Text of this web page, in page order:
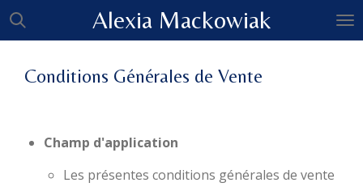
Passer
principal
Alexia Mackowiak
Conditions Générales de Vente
Champ d'application
Les présentes conditions générales de vente